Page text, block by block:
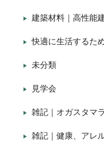
建築材料｜高性能
快適に生活するた
未分類
見学会
雑記｜オガスタマ
雑記｜健康、アレ